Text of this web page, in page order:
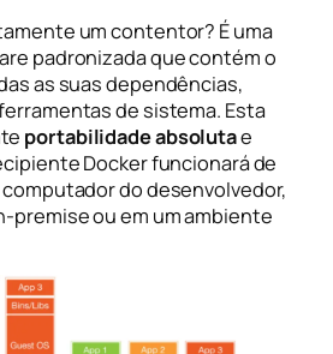
um contentor? É uma
padronizada que contém o
as suas dependências,
de sistema. Esta
portabilidade absolutae
Docker funcionará de
do desenvolvedor,
premise ou em um ambiente